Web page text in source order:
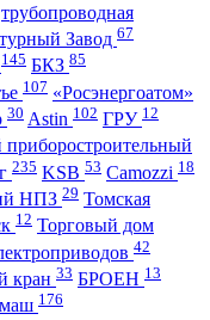
трубопроводная
Завод 67
145 БКЗ 85
107 «Росэнергоатом»
30 Astin 102 ГРУ 12
приборостроительный
235 KSB 53 Camozzi 18
НПЗ 29 Томская
12 Торговый дом
42
кран 33 БРОЕН 13
176